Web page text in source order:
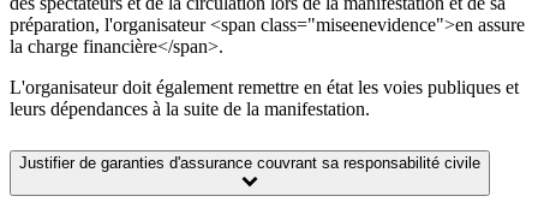
préparation, l'organisateur <span class="miseenevidence">en assure
la charge financière</span>.
L'organisateur doit également remettre en état les voies publiques et
leurs dépendances à la suite de la manifestation.
Justifier de garanties d'assurance couvrant sa responsabilité civile